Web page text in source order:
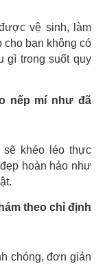
vệ sinh, làm
cho bạn không có
gì trong suốt quy
nếp mí như đã
sẽ khéo léo thực
hoàn hảo như
theo chỉ định
chóng, đơn giản